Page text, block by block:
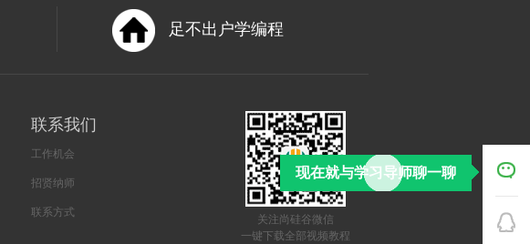
足不出户学编程
联系我们
工作机会
招贤纳师
联系方式
关注尚硅谷微信
一键下载全部视频教程
现在就与学习导师聊一聊